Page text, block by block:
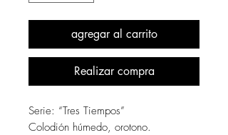
agregar al carrito
Realizar compra
Serie: “Tres Tiempos”
Colodión húmedo, orotono.